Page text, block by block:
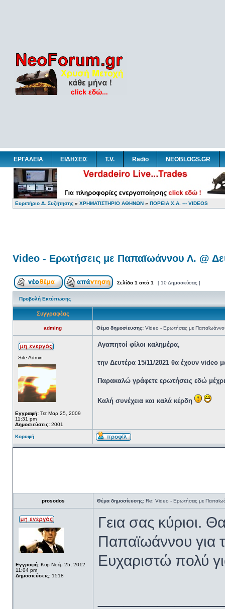
ΕΡΓΑΛΕΙΑ ΕΙΔΗΣΕΙΣ T.V. Radio NEOBLOGS.GR
Ευρετήριο Δ. Συζήτησης » ΧΡΗΜΑΤΙΣΤΗΡΙΟ ΑΘΗΝΩΝ » ΠΟΡΕΙΑ Χ.Α. --- VIDEOS
Video - Ερωτήσεις με Παπαϊωάννου Λ. @
Σελίδα 1 από 1 [ 10 Δημοσιεύσεις ]
Προβολή Εκτύπωσης
Συγγραφέας
adming Θέμα δημοσίευσης: Video - Ερωτήσεις με
Site Admin
Εγγραφή: Τετ Μαρ 25, 2009
11:31 pm
Δημοσιεύσεις: 2001
Αγαπητοί φίλοι καλημέρα,
την Δευτέρα 15/11/2021 θα έχουν
Παρακαλώ γράφετε ερωτήσεις εδώ
Καλή συνέχεια και καλά κέρδη
Κορυφή
prosodos Θέμα δημοσίευσης: Re: Video - Ερωτήσεις με
Εγγραφή: Κυρ Νοέμ 25, 2012
11:04 pm
Δημοσιεύσεις: 1518
Γεια σας κύριοι.
Παπαϊωάννου για
Ευχαριστώ πολύ